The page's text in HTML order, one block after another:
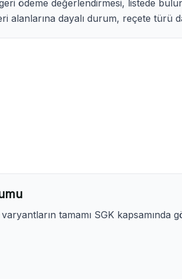
ödeme değerlendirmesi, listede
alanlarına dayalı durum, reçete türü
tamamı SGK kapsamında